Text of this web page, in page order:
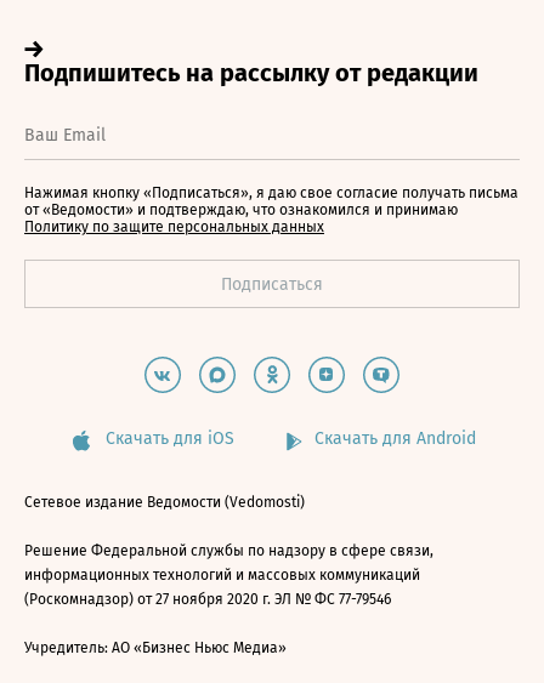
Нажимая кнопку «Подписаться», я даю свое согласие получать письма
от «Ведомости» и подтверждаю, что ознакомился и принимаю
Политику по защите персональных данных
Скачать для iOS Скачать для Android
Сетевое издание Ведомости (Vedomosti)
Решение Федеральной службы по надзору в сфере связи,
информационных технологий и массовых коммуникаций
(Роскомнадзор) от 27 ноября 2020 г. ЭЛ № ФС 77-79546
Учредитель: АО «Бизнес Ньюс Медиа»